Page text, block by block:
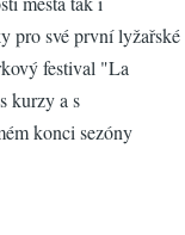
pro své první lyžařské
festival "La
kurzy a s
konci sezóny